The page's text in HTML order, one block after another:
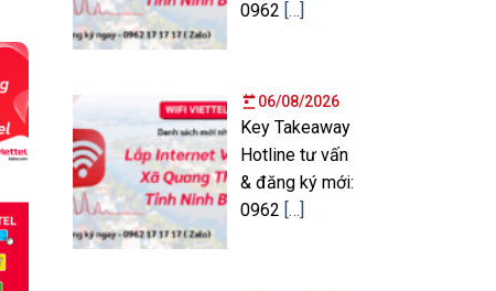
0962 […]
06/08/2026
Key Takeaway
Hotline tư vấn
& đăng ký mới:
0962 […]